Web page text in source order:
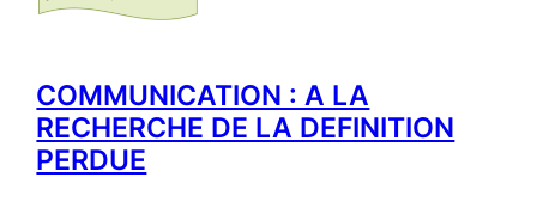
COMMUNICATION : A LA
RECHERCHE DE LA DEFINITION
PERDUE